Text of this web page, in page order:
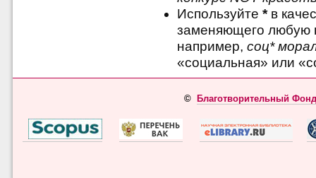
Используйте *в
заменяющего любую
например, соц*
«социальная» или
© Благотворительный